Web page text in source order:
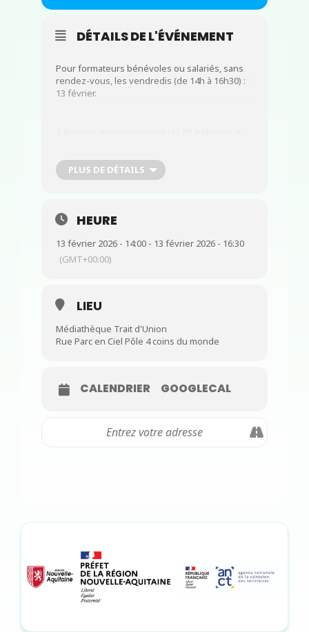
DÉTAILS DE L'ÉVÉNEMENT
Pour formateurs bénévoles ou salariés, sans
rendez-vous, les vendredis (de 14h à 16h30) :
13 février.
Afin de : consulter ou emprunter des méthodes
pédagogiques, etc.
Nb : un rappel vous sera envoyé une semaine
PLUS DE DÉTAILS
HEURE
13 février 2026 - 14:00 - 13 février 2026 - 16:30
(GMT+00:00)
LIEU
Médiathèque Trait d'Union
Rue Parc en Ciel Pôle 4 coins du monde
CALENDRIER GOOGLECAL